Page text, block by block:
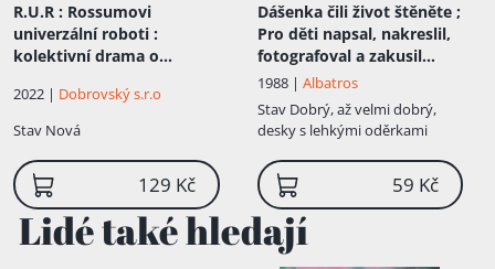
R.U.R : Rossumovi
univerzální roboti :
kolektivní drama o
dějstvích
2022 | Dobrovský s.r.o
Stav Nová
129 Kč
Dášenka čili život štěněte ;
Pro děti napsal, nakreslil,
fotografoval a zakusil
Karel Čapek
1988 | Albatros
Stav Dobrý, až velmi dobrý,
desky s lehkými oděrkami
59 Kč
Lidé také hledají